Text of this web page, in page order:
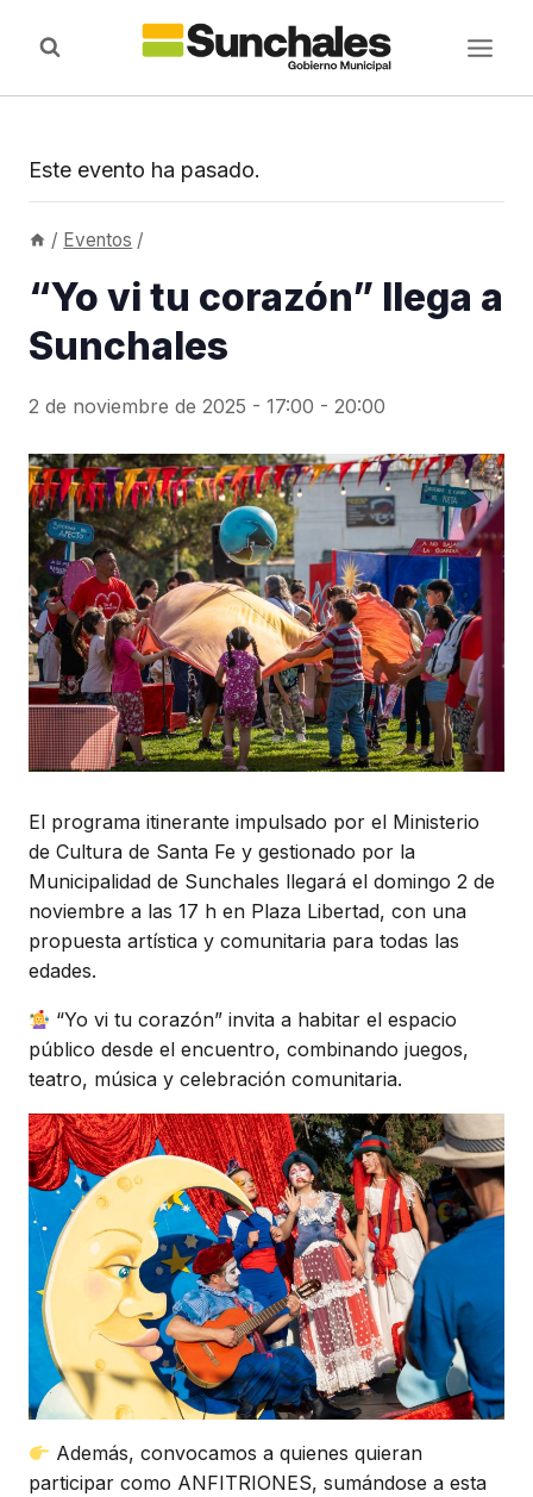
Este evento ha pasado.
/ Eventos /
“Yo vi tu corazón” llega a
Sunchales
2 de noviembre de 2025 - 17:00 - 20:00
El programa itinerante impulsado por el Ministerio
de Cultura de Santa Fe y gestionado por la
Municipalidad de Sunchales llegará el domingo 2 de
noviembre a las 17 h en Plaza Libertad, con una
propuesta artística y comunitaria para todas las
edades.
“Yo vi tu corazón” invita a habitar el espacio
público desde el encuentro, combinando juegos,
teatro, música y celebración comunitaria.
Además, convocamos a quienes quieran
participar como ANFITRIONES, sumándose a esta